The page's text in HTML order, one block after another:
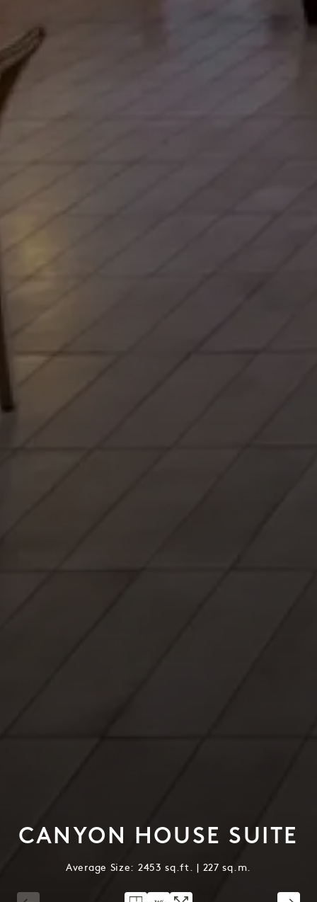
CANYON HOUSE SUITE
Average Size: 2453 sq.ft. | 227 sq.m.